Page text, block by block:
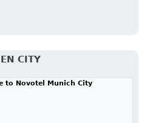
CITY
to Novotel Munich City